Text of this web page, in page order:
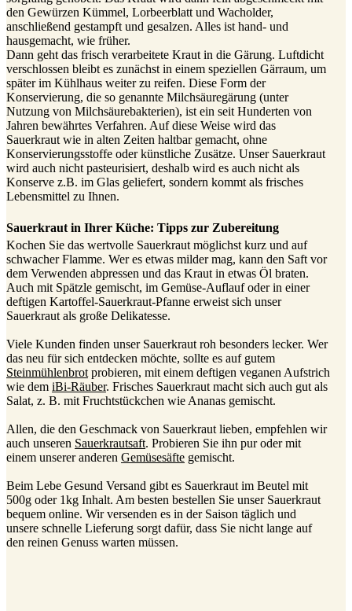
den Gewürzen Kümmel, Lorbeerblatt und Wacholder,
anschließend gestampft und gesalzen. Alles ist hand- und
hausgemacht, wie früher.
Dann geht das frisch verarbeitete Kraut in die Gärung. Luftdicht
verschlossen bleibt es zunächst in einem speziellen Gärraum, um
später im Kühlhaus weiter zu reifen. Diese Form der
Konservierung, die so genannte Milchsäuregärung (unter
Nutzung von Milchsäurebakterien), ist ein seit Hunderten von
Jahren bewährtes Verfahren. Auf diese Weise wird das
Sauerkraut wie in alten Zeiten haltbar gemacht, ohne
Konservierungsstoffe oder künstliche Zusätze. Unser Sauerkraut
wird auch nicht pasteurisiert, deshalb wird es auch nicht als
Konserve z.B. im Glas geliefert, sondern kommt als frisches
Lebensmittel zu Ihnen.
Sauerkraut in Ihrer Küche: Tipps zur Zubereitung
Kochen Sie das wertvolle Sauerkraut möglichst kurz und auf
schwacher Flamme. Wer es etwas milder mag, kann den Saft vor
dem Verwenden abpressen und das Kraut in etwas Öl braten.
Auch mit Spätzle gemischt, im Gemüse-Auflauf oder in einer
deftigen Kartoffel-Sauerkraut-Pfanne erweist sich unser
Sauerkraut als große Delikatesse.
Viele Kunden finden unser Sauerkraut roh besonders lecker. Wer
das neu für sich entdecken möchte, sollte es auf gutem
Steinmühlenbrot probieren, mit einem deftigen veganen Aufstrich
wie dem iBi-Räuber. Frisches Sauerkraut macht sich auch gut als
Salat, z. B. mit Fruchtstückchen wie Ananas gemischt.
Allen, die den Geschmack von Sauerkraut lieben, empfehlen wir
auch unseren Sauerkrautsaft. Probieren Sie ihn pur oder mit
einem unserer anderen Gemüsesäfte gemischt.
Beim Lebe Gesund Versand gibt es Sauerkraut im Beutel mit
500g oder 1kg Inhalt. Am besten bestellen Sie unser Sauerkraut
bequem online. Wir versenden es in der Saison täglich und
unsere schnelle Lieferung sorgt dafür, dass Sie nicht lange auf
den reinen Genuss warten müssen.